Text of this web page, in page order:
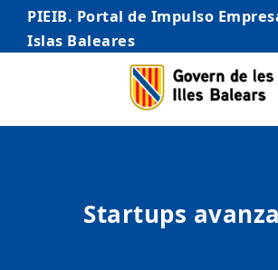
PIEIB. Portal de Impulso
Islas Baleares
INICIO
AUTÓNOMO/AUTÓNOMA
Startups